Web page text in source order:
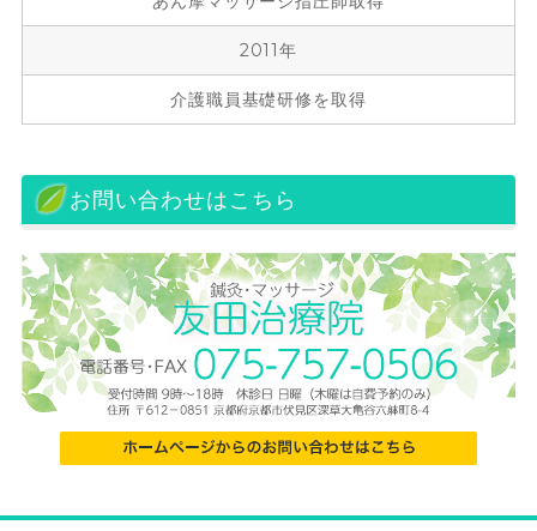
2011年
介護職員基礎研修を取得
お問い合わせはこちら